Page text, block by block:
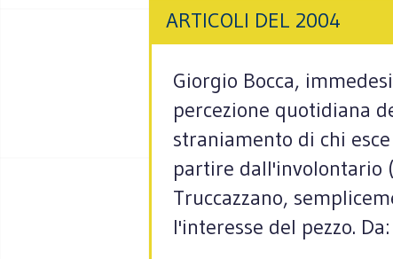
ARTICOLI DEL 2004
Giorgio Bocca,
percezione quotidiana
straniamento di chi
partire dall'involontario
Truccazzano,
l'interesse del pezzo.